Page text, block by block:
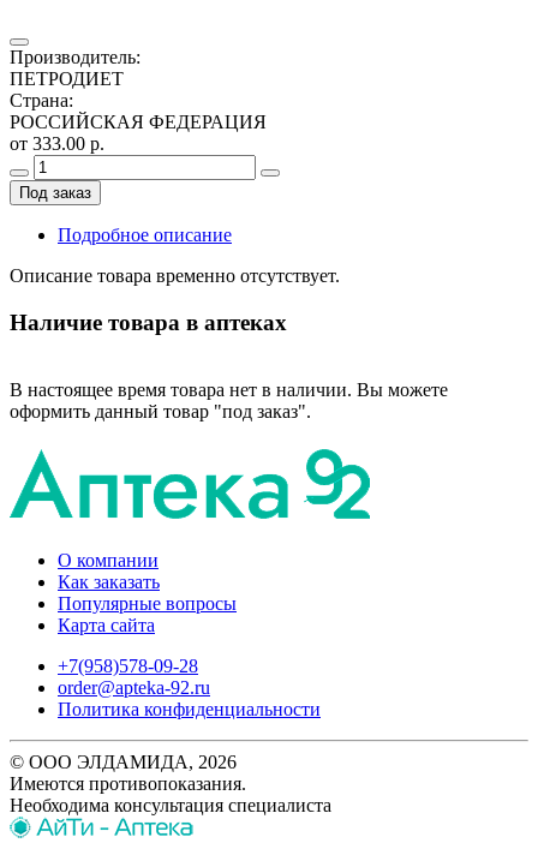
Производитель:
ПЕТРОДИЕТ
Страна:
РОССИЙСКАЯ ФЕДЕРАЦИЯ
от 333.00 р.
Под заказ
Подробное описание
Описание товара временно отсутствует.
Наличие товара в аптеках
В настоящее время товара нет в наличии. Вы можете
оформить данный товар "под заказ".
О компании
Как заказать
Популярные вопросы
Карта сайта
+7(958)578-09-28
order@apteka-92.ru
Политика конфиденциальности
© ООО ЭЛДАМИДА, 2026
Имеются противопоказания.
Необходима консультация специалиста